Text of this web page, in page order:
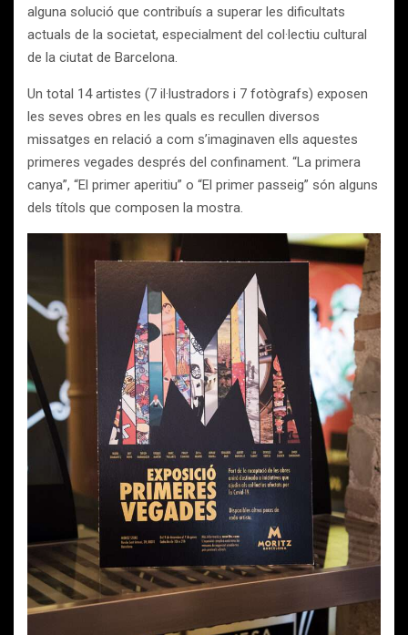
alguna solució que contribuís a superar les dificultats
actuals de la societat, especialment del col·lectiu cultural
de la ciutat de Barcelona.
Un total 14 artistes (7 il·lustradors i 7 fotògrafs) exposen
les seves obres en les quals es recullen diversos
missatges en relació a com s’imaginaven ells aquestes
primeres vegades després del confinament. “La primera
canya”, “El primer aperitiu” o “El primer passeig” són alguns
dels títols que composen la mostra.